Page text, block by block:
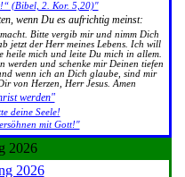
(Bibel, 2. Kor. 5,20)"
wenn Du es aufrichtig meinst:
Bitte vergib mir und nimm Dich
jetzt der Herr meines Lebens. Ich will
mich und leite Du mich in allem.
werden und schenke mir Deinen tiefen
wenn ich an Dich glaube, sind mir
von Herzen, Herr Jesus. Amen
werden"
deine Seele!
mit Gott!"
2026